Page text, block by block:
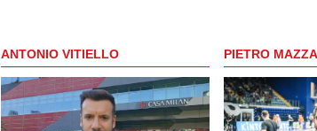
ANTONIO VITIELLO PIETRO